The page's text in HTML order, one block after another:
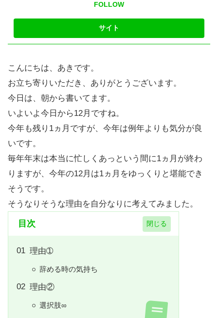
FOLLOW
こんにちは、あきです。
お立ち寄りいただき、ありがとうございます。
今日は、朝から書いてます。
いよいよ今日から12月ですね。
今年も残り1ヵ月ですが、今年は例年よりも気分が良
いです。
毎年年末は本当に忙しくあっという間に1ヵ月が終わ
りますが、今年の12月は1ヵ月をゆっくりと堪能でき
そうです。
そうなりそうな理由を自分なりに考えてみました。
目次
理由➀
辞める時の気持ち
理由②
選択肢∞